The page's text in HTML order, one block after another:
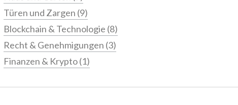
Türen und Zargen (9)
Blockchain & Technologie (8)
Recht & Genehmigungen (3)
Finanzen & Krypto(1)